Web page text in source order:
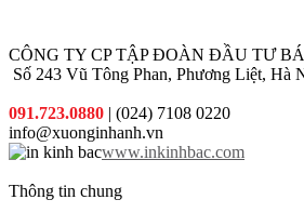
CÔNG TY CP TẬP ĐOÀN ĐẦU TƯ
Số 243 Vũ Tông Phan, Phương Liệt, Hà
091.723.0880 | (024) 7108 0220
info@xuonginhanh.vn
www.inkinhbac.com
Thông tin chung